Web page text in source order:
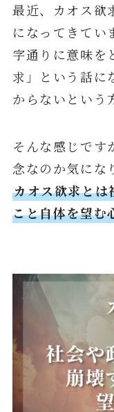
最近、カオス欲
になってきてい
字通りに意味を
求」という話に
からないという
そんな感じです
念なのか気にな
カオス欲求とは
こと自体を望む